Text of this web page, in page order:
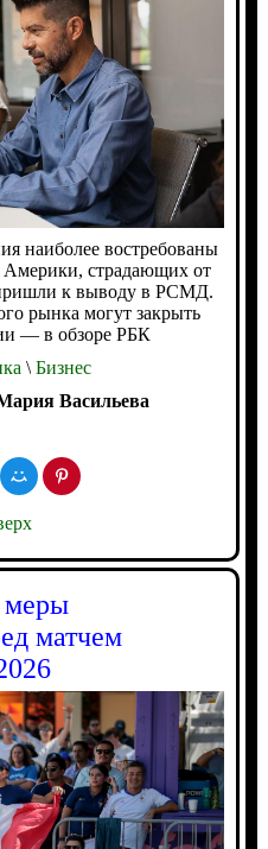
наиболее востребованы
Америки, страдающих от
к выводу в РСМД.
рынка могут закрыть
— в обзоре РБК
\Бизнес
Васильева
меры
матчем